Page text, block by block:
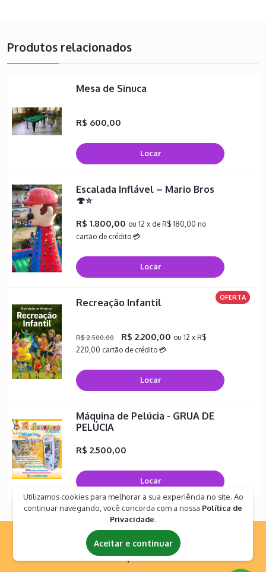
Produtos relacionados
Mesa de Sinuca
R$ 600,00
Locar
Escalada Inflável – Mario Bros
🍄⭐
R$ 1.800,00 ou 12 x de R$ 180,00 no
cartão de crédito 💳
Locar
OFERTA
Recreação Infantil
R$ 2.500,00 R$ 2.200,00 ou 12 x R$
220,00 cartão de crédito 💳
Locar
Máquina de Pelúcia - GRUA DE
PELÚCIA
R$ 2.500,00
Locar
Empresa
Utilizamos cookies para melhorar a sua experiência no site. Ao
continuar navegando, você concorda com a nossa Política de
Privacidade.
Aceitar e continuar